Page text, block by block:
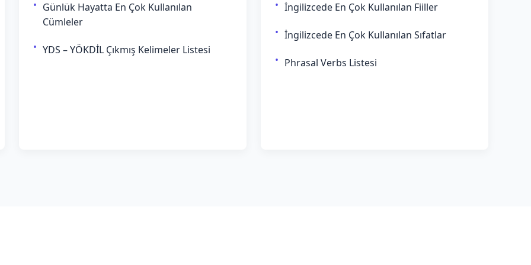
Günlük Hayatta En Çok Kullanılan
Cümleler
YDS – YÖKDİL Çıkmış Kelimeler Listesi
İngilizcede En Çok Kullanılan Fiiller
İngilizcede En Çok Kullanılan Sıfatlar
Phrasal Verbs Listesi